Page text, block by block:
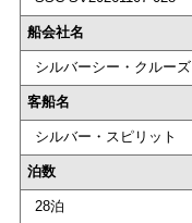
船会社名
シルバーシー・クルーズ
客船名
シルバー・スピリット
泊数
28泊